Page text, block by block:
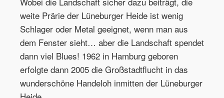
weite Prärie der Lüneburger Heide ist wenig
Schlager oder Metal geeignet, wenn man aus
dem Fenster sieht… aber die Landschaft spendet
dann viel Blues! 1962 in Hamburg geboren
erfolgte dann 2005 die Großstadtflucht in das
wunderschöne Handeloh inmitten der Lüneburger